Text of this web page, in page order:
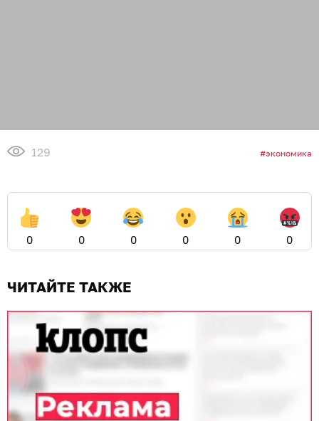
129 экономика
0 0 0 0 0 0
ЧИТАЙТЕ ТАКЖЕ